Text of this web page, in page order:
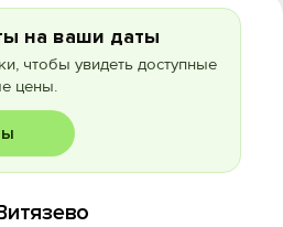
на ваши даты
чтобы увидеть доступные
цены.